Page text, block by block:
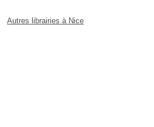
Autres librairies à Nice